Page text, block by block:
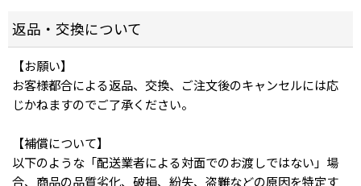
返品・交換について
【お願い】
お客様都合による返品、交換、ご注文後のキャンセルには応
じかねますのでご了承ください。
【補償について】
以下のような「配送業者による対面でのお渡しではない」場
合、商品の品質劣化、破損、紛失、盗難などの原因を特定す